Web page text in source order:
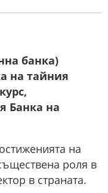
банка)
на тайния
Банка на
на
роля в
в страната.